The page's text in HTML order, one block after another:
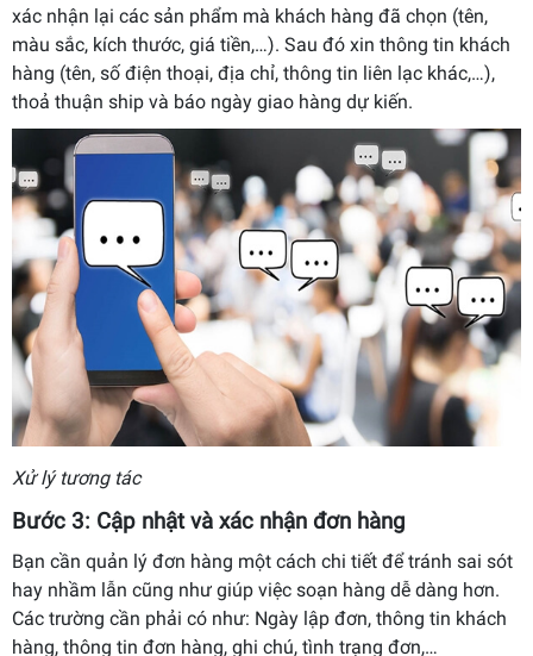
xác nhận lại các sản phẩm mà khách hàng đã chọn (tên,
màu sắc, kích thước, giá tiền,…). Sau đó xin thông tin khách
hàng (tên, số điện thoại, địa chỉ, thông tin liên lạc khác,…),
thoả thuận ship và báo ngày giao hàng dự kiến.
Xử lý tương tác
Bước 3: Cập nhật và xác nhận đơn hàng
Bạn cần quản lý đơn hàng một cách chi tiết để tránh sai sót
hay nhầm lẫn cũng như giúp việc soạn hàng dễ dàng hơn.
Các trường cần phải có như: Ngày lập đơn, thông tin khách
hàng, thông tin đơn hàng, ghi chú, tình trạng đơn,…